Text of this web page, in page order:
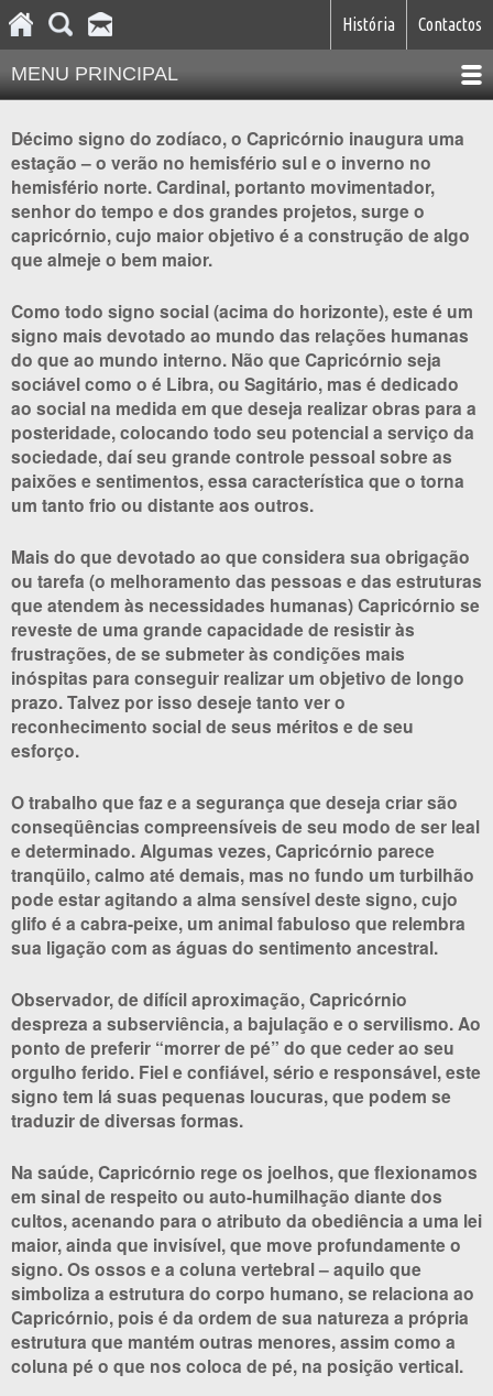
História Contactos
MENU PRINCIPAL
Décimo signo do zodíaco, o Capricórnio inaugura uma
estação – o verão no hemisfério sul e o inverno no
hemisfério norte. Cardinal, portanto movimentador,
senhor do tempo e dos grandes projetos, surge o
capricórnio, cujo maior objetivo é a construção de algo
que almeje o bem maior.
Como todo signo social (acima do horizonte), este é um
signo mais devotado ao mundo das relações humanas
do que ao mundo interno. Não que Capricórnio seja
sociável como o é Libra, ou Sagitário, mas é dedicado
ao social na medida em que deseja realizar obras para a
posteridade, colocando todo seu potencial a serviço da
sociedade, daí seu grande controle pessoal sobre as
paixões e sentimentos, essa característica que o torna
um tanto frio ou distante aos outros.
Mais do que devotado ao que considera sua obrigação
ou tarefa (o melhoramento das pessoas e das estruturas
que atendem às necessidades humanas) Capricórnio se
reveste de uma grande capacidade de resistir às
frustrações, de se submeter às condições mais
inóspitas para conseguir realizar um objetivo de longo
prazo. Talvez por isso deseje tanto ver o
reconhecimento social de seus méritos e de seu
esforço.
O trabalho que faz e a segurança que deseja criar são
conseqüências compreensíveis de seu modo de ser leal
e determinado. Algumas vezes, Capricórnio parece
tranqüilo, calmo até demais, mas no fundo um turbilhão
pode estar agitando a alma sensível deste signo, cujo
glifo é a cabra-peixe, um animal fabuloso que relembra
sua ligação com as águas do sentimento ancestral.
Observador, de difícil aproximação, Capricórnio
despreza a subserviência, a bajulação e o servilismo. Ao
ponto de preferir “morrer de pé” do que ceder ao seu
orgulho ferido. Fiel e confiável, sério e responsável, este
signo tem lá suas pequenas loucuras, que podem se
traduzir de diversas formas.
Na saúde, Capricórnio rege os joelhos, que flexionamos
em sinal de respeito ou auto-humilhação diante dos
cultos, acenando para o atributo da obediência a uma lei
maior, ainda que invisível, que move profundamente o
signo. Os ossos e a coluna vertebral – aquilo que
simboliza a estrutura do corpo humano, se relaciona ao
Capricórnio, pois é da ordem de sua natureza a própria
estrutura que mantém outras menores, assim como a
coluna pé o que nos coloca de pé, na posição vertical.